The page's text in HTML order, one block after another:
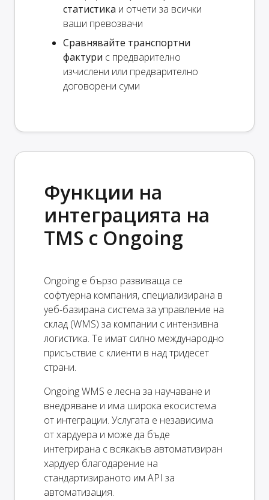
статистика и отчети за всички
ваши превозвачи
Сравнявайте транспортни
фактури с предварително
изчислени или предварително
договорени суми
Функции на
интеграцията на
TMS с Ongoing
Ongoing е бързо развиваща се
софтуерна компания, специализирана в
уеб-базирана система за управление на
склад (WMS) за компании с интензивна
логистика. Те имат силно международно
присъствие с клиенти в над тридесет
страни.
Ongoing WMS е лесна за научаване и
внедряване и има широка екосистема
от интеграции. Услугата е независима
от хардуера и може да бъде
интегрирана с всякакъв автоматизиран
хардуер благодарение на
стандартизираното им API за
автоматизация.